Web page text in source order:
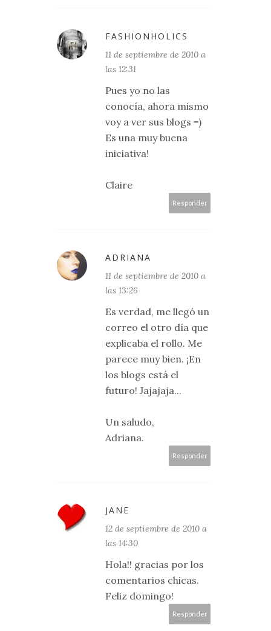
FASHIONHOLICS
11 de septiembre de 2010 a
las 12:31
Pues yo no las
conocía, ahora mismo
voy a ver sus blogs =)
Es una muy buena
iniciativa!
Claire
Responder
ADRIANA
11 de septiembre de 2010 a
las 13:26
Es verdad, me llegó un
correo el otro día que
explicaba el rollo. Me
parece muy bien. ¡En
los blogs está el
futuro! Jajajaja...
Un saludo,
Adriana.
Responder
JANE
12 de septiembre de 2010 a
las 14:30
Hola!! gracias por los
comentarios chicas.
Feliz domingo!
Responder